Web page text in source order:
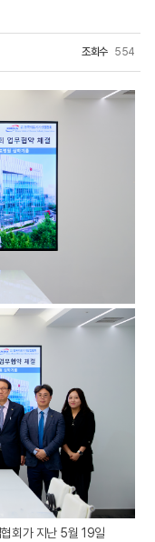
조회수 554
회가 지난 5월 19일